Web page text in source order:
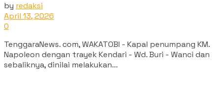
by redaksi
April 13, 2026
0
TenggaraNews. com, WAKATOBI - Kapal penumpang KM.
Napoleon dengan trayek Kendari - Wd. Buri - Wanci dan
sebaliknya, dinilai melakukan...